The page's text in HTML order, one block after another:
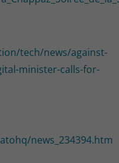
tech/news/against-
minister-calls-for-
news_234394.htm